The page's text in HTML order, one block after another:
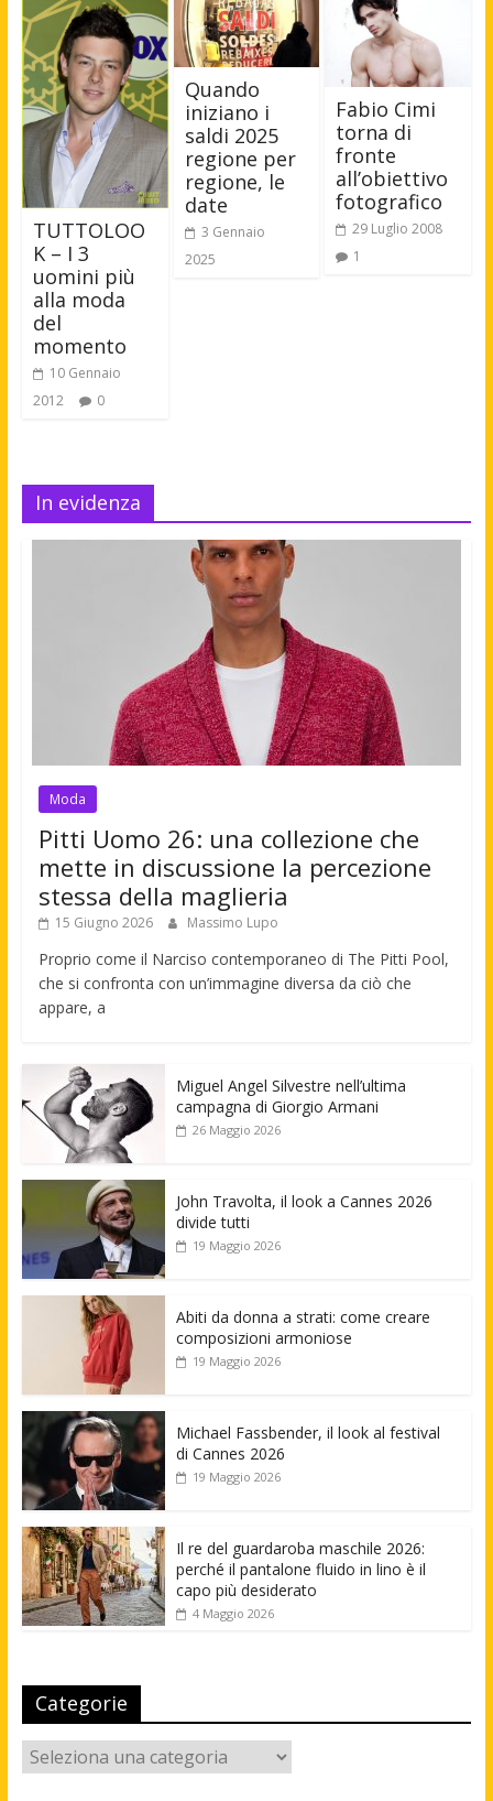
TUTTOLOO
K – I 3
uomini più
alla moda
del
momento
10 Gennaio
2012
0
Quando
iniziano i
saldi 2025
regione per
regione, le
date
3 Gennaio
2025
Fabio Cimi
torna di
fronte
all’obiettivo
fotografico
29 Luglio 2008
1
In evidenza
Moda
Pitti Uomo 26: una collezione che
mette in discussione la percezione
stessa della maglieria
15 Giugno 2026 Massimo Lupo
Proprio come il Narciso contemporaneo di The Pitti Pool,
che si confronta con un’immagine diversa da ciò che
appare, a
Miguel Angel Silvestre nell’ultima
campagna di Giorgio Armani
26 Maggio 2026
John Travolta, il look a Cannes 2026
divide tutti
19 Maggio 2026
Abiti da donna a strati: come creare
composizioni armoniose
19 Maggio 2026
Michael Fassbender, il look al festival
di Cannes 2026
19 Maggio 2026
Il re del guardaroba maschile 2026:
perché il pantalone fluido in lino è il
capo più desiderato
4 Maggio 2026
Categorie
Categorie